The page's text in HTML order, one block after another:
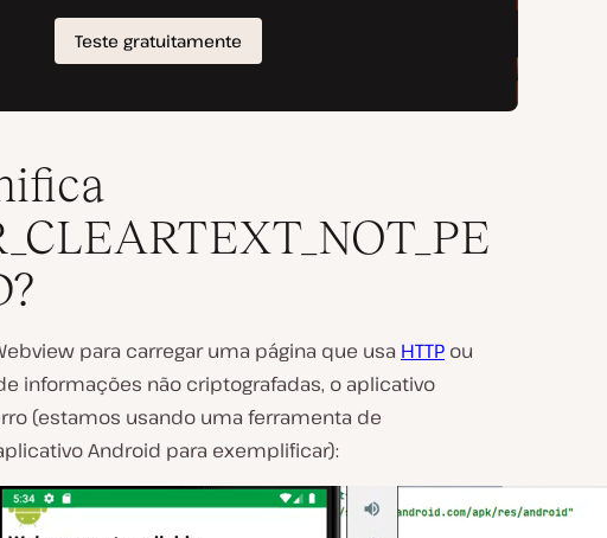
para carregar uma página que usa HTTP ou
informações não criptografadas, o aplicativo
(estamos usando uma ferramenta de
Android para exemplificar):